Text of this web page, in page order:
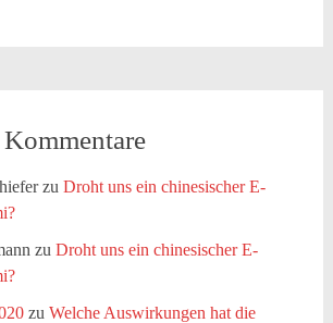
zu Droht uns ein chinesischer E-
zu Droht uns ein chinesischer E-
zu Welche Auswirkungen hat die